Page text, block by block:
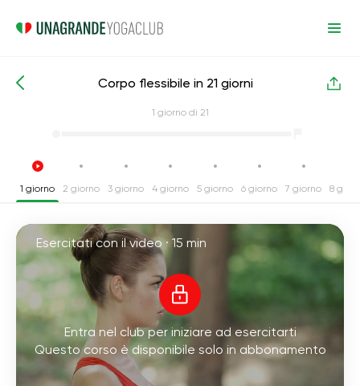
Corsi intensivi di yoga Flessibilità
Corpo flessibile in 21 giorni
1 giorno di 21
1 giorno 2 giorno 3 giorno 4 giorno 5 giorno 6 giorno 7 giorno 8
Esercitati con il video · 15 min
Entra nel club per iniziare ad esercitarti
Questo corso è disponibile solo in abbonamento